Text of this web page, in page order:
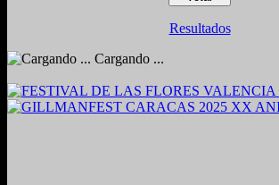
Resultados
Cargando ...